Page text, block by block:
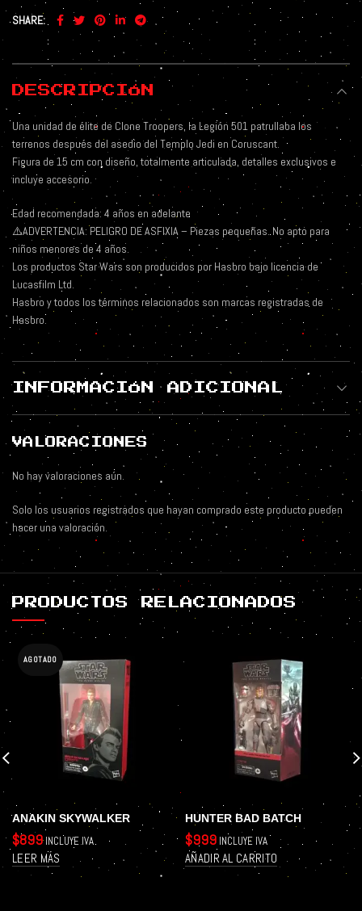
SHARE
DESCRIPCIÓN
Una unidad de élite de Clone Troopers, la Legión 501 patrullaba los
terrenos después del asedio del Templo Jedi en Coruscant.
Figura de 15 cm con diseño, totalmente articulada, detalles exclusivos e
incluye accesorio.
Edad recomendada: 4 años en adelante
⚠️ADVERTENCIA: PELIGRO DE ASFIXIA – Piezas pequeñas. No apto para
niños menores de 4 años.
Los productos Star Wars son producidos por Hasbro bajo licencia de
Lucasfilm Ltd.
Hasbro y todos los términos relacionados son marcas registradas de
Hasbro.
INFORMACIÓN ADICIONAL
VALORACIONES
No hay valoraciones aún.
Solo los usuarios registrados que hayan comprado este producto pueden
hacer una valoración.
PRODUCTOS RELACIONADOS
AGOTADO
ANAKIN SKYWALKER
$899 INCLUYE IVA
LEER MÁS
HUNTER BAD BATCH
$999 INCLUYE IVA
AÑADIR AL CARRITO